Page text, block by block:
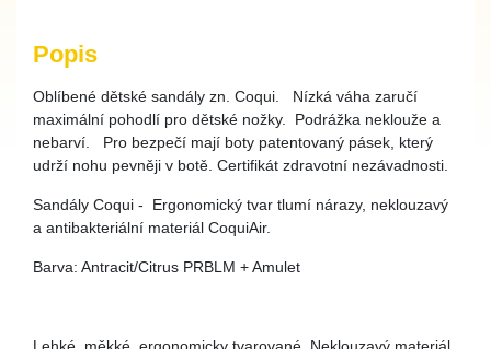
Popis
Oblíbené dětské sandály zn. Coqui. Nízká váha zaručí
maximální pohodlí pro dětské nožky. Podrážka neklouže a
nebarví. Pro bezpečí mají boty patentovaný pásek, který
udrží nohu pevněji v botě. Certifikát zdravotní nezávadnosti.
Sandály Coqui - Ergonomický tvar tlumí nárazy, neklouzavý
a antibakteriální materiál CoquiAir.
Barva: Antracit/Citrus PRBLM + Amulet